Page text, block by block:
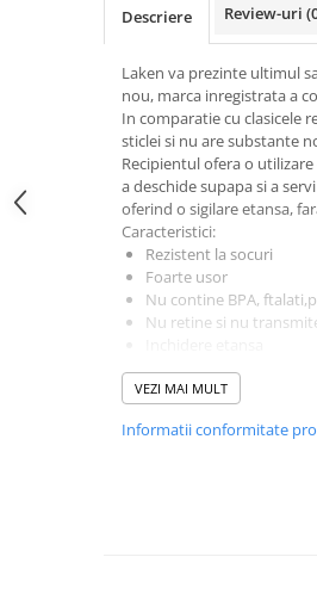
Tatuaje fata copii
Demachiere si Curatare Ten
Manichiura si Pedichiura
Produse igiena intima
Descriere Review-uri
Laken va prezinte ultimul
nou, marca inregistrata a
In comparatie cu clasicele
sticlei si nu are substante
Recipientul ofera o
a deschide supapa si a
oferind o sigilare etansa,
Caracteristici:
Rezistent la socuri
Foarte usor
Nu contine BPA,
Nu retine si nu
Sistem automat de
etansa prin apasarea
Reutilizabil si reciclabil
VEZI MAI MULT
Informatii conformitate